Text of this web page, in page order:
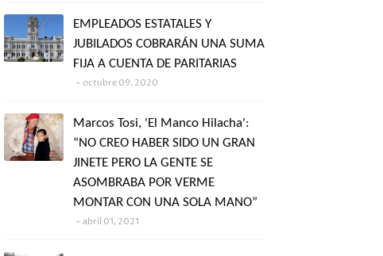
EMPLEADOS ESTATALES Y
JUBILADOS COBRARÁN UNA SUMA
FIJA A CUENTA DE PARITARIAS
octubre 09, 2020
Marcos Tosi, 'El Manco Hilacha':
“NO CREO HABER SIDO UN GRAN
JINETE PERO LA GENTE SE
ASOMBRABA POR VERME
MONTAR CON UNA SOLA MANO”
abril 01, 2021